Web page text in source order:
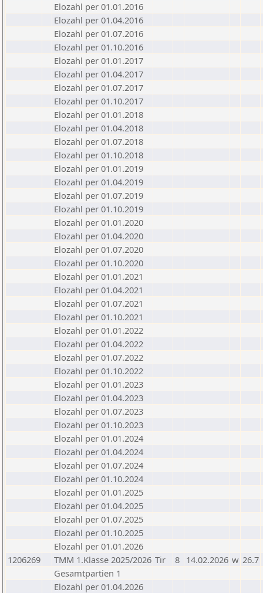
Elozahl per 01.01.2016
Elozahl per 01.04.2016
Elozahl per 01.07.2016
Elozahl per 01.10.2016
Elozahl per 01.01.2017
Elozahl per 01.04.2017
Elozahl per 01.07.2017
Elozahl per 01.10.2017
Elozahl per 01.01.2018
Elozahl per 01.04.2018
Elozahl per 01.07.2018
Elozahl per 01.10.2018
Elozahl per 01.01.2019
Elozahl per 01.04.2019
Elozahl per 01.07.2019
Elozahl per 01.10.2019
Elozahl per 01.01.2020
Elozahl per 01.04.2020
Elozahl per 01.07.2020
Elozahl per 01.10.2020
Elozahl per 01.01.2021
Elozahl per 01.04.2021
Elozahl per 01.07.2021
Elozahl per 01.10.2021
Elozahl per 01.01.2022
Elozahl per 01.04.2022
Elozahl per 01.07.2022
Elozahl per 01.10.2022
Elozahl per 01.01.2023
Elozahl per 01.04.2023
Elozahl per 01.07.2023
Elozahl per 01.10.2023
Elozahl per 01.01.2024
Elozahl per 01.04.2024
Elozahl per 01.07.2024
Elozahl per 01.10.2024
Elozahl per 01.01.2025
Elozahl per 01.04.2025
Elozahl per 01.07.2025
Elozahl per 01.10.2025
Elozahl per 01.01.2026
1206269
TMM 1.Klasse 2025/2026 Tir 8 14.02.2026 w 26.7
Gesamtpartien 1
Elozahl per 01.04.2026